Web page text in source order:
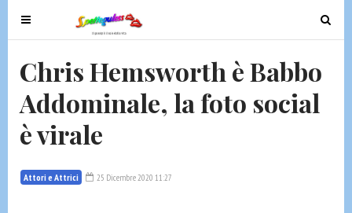
T
o
g
e
n
v
i
T
o
g
Chris Hemsworth è Babbo
Addominale, la foto social
è virale
Attori e Attrici 25 Dicembre 2020 11:27